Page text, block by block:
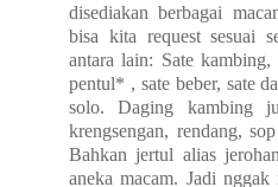
disediakan berbagai
bisa kita request sesuai
antara lain: Sate
pentul* , sate beber, sate
solo. Daging kambing
krengsengan, rendang,
Bahkan jertul alias
aneka macam. Jadi